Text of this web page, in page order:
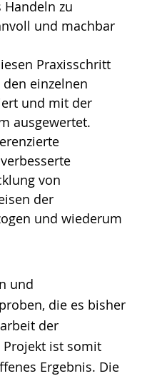
zu
und machbar
Praxisschritt
einzelnen
und mit der
ausgewertet.
von
der
und wiederum
und
die es bisher
der
Projekt ist somit
Ergebnis. Die